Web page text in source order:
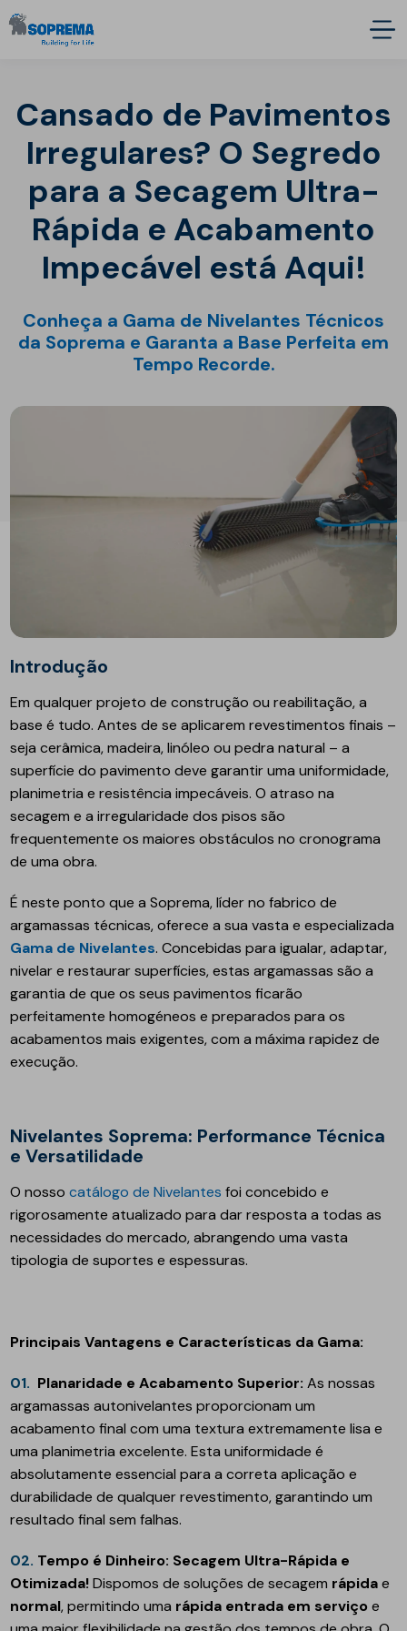
Cansado de Pavimentos
Irregulares? O Segredo
para a Secagem Ultra-
Rápida e Acabamento
Impecável está Aqui!
Conheça a Gama de Nivelantes Técnicos
da Soprema e Garanta a Base Perfeita em
Tempo Recorde.
Introdução
Em qualquer projeto de construção ou reabilitação, a
base é tudo. Antes de se aplicarem revestimentos finais –
seja cerâmica, madeira, linóleo ou pedra natural – a
superfície do pavimento deve garantir uma uniformidade,
planimetria e resistência impecáveis. O atraso na
secagem e a irregularidade dos pisos são
frequentemente os maiores obstáculos no cronograma
de uma obra.
É neste ponto que a Soprema, líder no fabrico de
argamassas técnicas, oferece a sua vasta e especializada
Gama de Nivelantes. Concebidas para igualar, adaptar,
nivelar e restaurar superfícies, estas argamassas são a
garantia de que os seus pavimentos ficarão
perfeitamente homogéneos e preparados para os
acabamentos mais exigentes, com a máxima rapidez de
execução.
Nivelantes Soprema: Performance Técnica
e Versatilidade
O nossocatálogo de Nivelantes foi concebido e
rigorosamente atualizado para dar resposta a todas as
necessidades do mercado, abrangendo uma vasta
tipologia de suportes e espessuras.
Principais Vantagens e Características da Gama:
01. Planaridade e Acabamento Superior: As nossas
argamassas autonivelantes proporcionam um
acabamento final com uma textura extremamente lisa e
uma planimetria excelente. Esta uniformidade é
absolutamente essencial para a correta aplicação e
durabilidade de qualquer revestimento, garantindo um
resultado final sem falhas.
02. Tempo é Dinheiro: Secagem Ultra-Rápida e
Otimizada!Dispomos de soluções de secagem rápidae
normal, permitindo uma rápida entrada em serviço e